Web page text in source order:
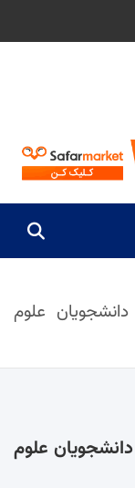
دانشجویان علوم
دانشجویان علوم